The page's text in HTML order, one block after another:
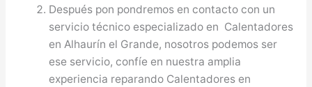
Después pon pondremos en contacto con un
servicio técnico especializado en Calentadores
en Alhaurín el Grande, nosotros podemos ser
ese servicio, confíe en nuestra amplia
experiencia reparando Calentadores en